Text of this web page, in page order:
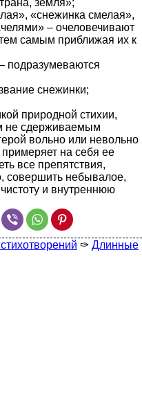
земля»;
«снежинка смелая»,
– очеловечивают
самым приближая их к
подразумеваются
снежинки;
природной стихии,
не сдерживаемым
вольно или невольно
на себя ее
все препятствия,
совершить небывалое,
и внутреннюю
✑ Длинные